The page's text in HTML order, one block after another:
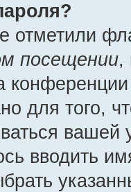
отметили
посещении,
для того,
вводить